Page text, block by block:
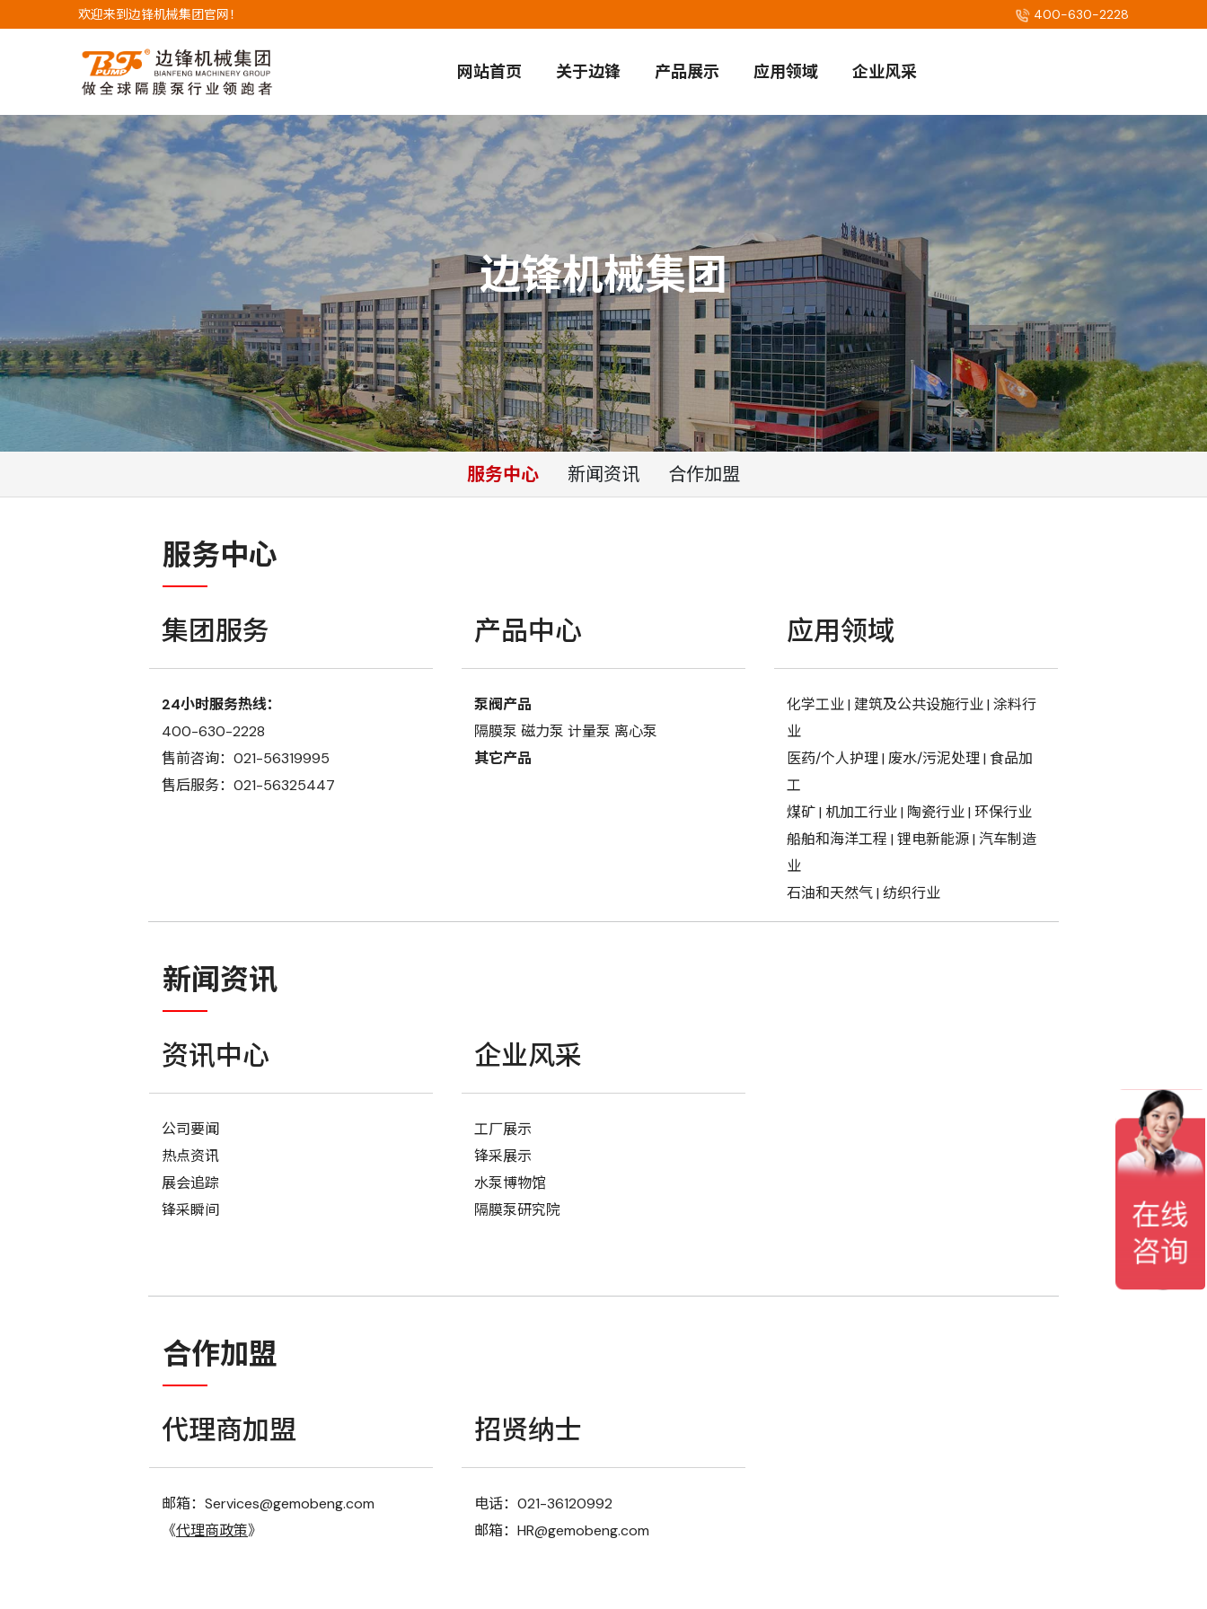
欢迎来到边锋机械集团官网！ 400-630-2228
网站首页 关于边锋 产品展示 应用领域 企业风采
边锋机械集团
服务中心 新闻资讯 合作加盟
服务中心
集团服务
24小时服务热线：
400-630-2228
售前咨询：021-56319995
售后服务：021-56325447
产品中心
泵阀产品
隔膜泵 磁力泵 计量泵 离心泵
其它产品
应用领域
化学工业| 建筑及公共设施行业| 涂料行
业
医药/个人护理| 废水/污泥处理| 食品加
工
煤矿| 机加工行业| 陶瓷行业| 环保行业
船舶和海洋工程 | 锂电新能源| 汽车制造
业
石油和天然气| 纺织行业
新闻资讯
资讯中心
公司要闻
热点资讯
展会追踪
锋采瞬间
企业风采
工厂展示
锋采展示
水泵博物馆
隔膜泵研究院
合作加盟
代理商加盟
邮箱：Services@gemobeng.com
《代理商政策》
招贤纳士
电话：021-36120992
邮箱：HR@gemobeng.com